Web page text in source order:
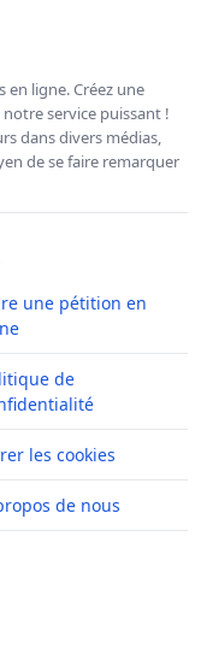
ligne. Créez une
service puissant !
dans divers médias,
de se faire remarquer
une pétition en
de
les cookies
de nous